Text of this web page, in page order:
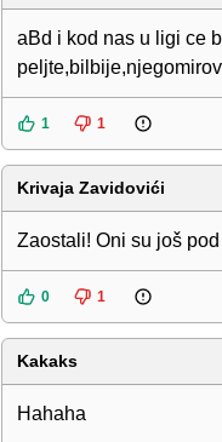
aBd i kod nas u ligi ce
1 1
Krivaja Zavidovići
Zaostali! Oni su još
0 1
Kakaks
Hahaha